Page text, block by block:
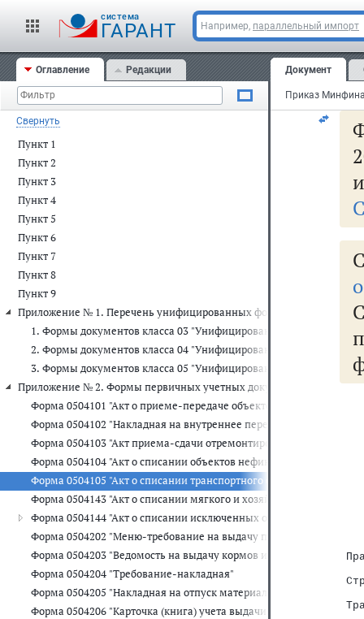
cистема
ГАРАНТ Например, параллельный импорт
Оглавление Редакции
Свернуть
Пункт 1
Пункт 2
Пункт 3
Пункт 4
Пункт 5
Пункт 6
Пункт 7
Пункт 8
Пункт 9
Приложение № 1. Перечень унифицированных форм первичных
1. Формы документов класса 03 "Унифицированная система
2. Формы документов класса 04 "Унифицированная система
3. Формы документов класса 05 "Унифицированная система
Приложение № 2. Формы первичных учетных документов для
Форма 0504101 "Акт о приеме-передаче объектов нефинансовых
Форма 0504102 "Накладная на внутреннее перемещение
Форма 0504103 "Акт приема-сдачи отремонтированных,
Форма 0504104 "Акт о списании объектов нефинансовых активов
Форма 0504105 "Акт о списании транспортного средства"
Форма 0504143 "Акт о списании мягкого и хозяйственного
Форма 0504144 "Акт о списании исключенных объектов
Форма 0504202 "Меню-требование на выдачу продуктов питания"
Форма 0504203 "Ведомость на выдачу кормов и фуража"
Форма 0504204 "Требование-накладная"
Форма 0504205 "Накладная на отпуск материалов (материальных
Форма 0504206 "Карточка (книга) учета выдачи имущества в
Документ